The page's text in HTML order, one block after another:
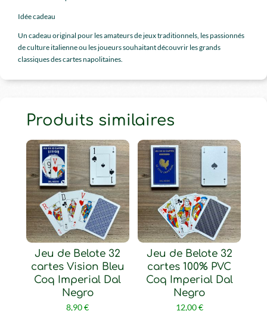
Idée cadeau
Un cadeau original pour les amateurs de jeux traditionnels, les passionnés
de culture italienne ou les joueurs souhaitant découvrir les grands
classiques des cartes napolitaines.
Produits similaires
Jeu de Belote 32
cartes Vision Bleu
Coq Imperial Dal
Negro
8,90€
Jeu de Belote 32
cartes 100% PVC
Coq Imperial Dal
Negro
12,00€